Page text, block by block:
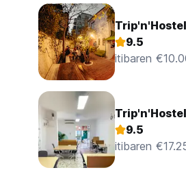
Trip'n'Hostel
9.5
itibaren
9.5
itibaren